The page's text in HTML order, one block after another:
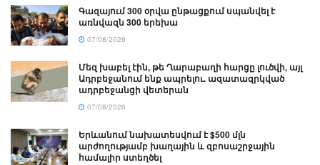
Գազայում 300 օրվա ընթացքում սպանվել է
առնվազն 300 երեխա
07/08/2026
Մեզ խաբել էին, թե Ղարաբաղի հարցը լուծվի, այլ
Ադրբեջանում ենք ապրելու. ազատազրկված
ադրբեջանցի վետերան
07/08/2026
Երևանում նախատեսվում է $500 մլն
արժողությամբ խաղային և զբոսաշրջային
համալիր ստեղծել